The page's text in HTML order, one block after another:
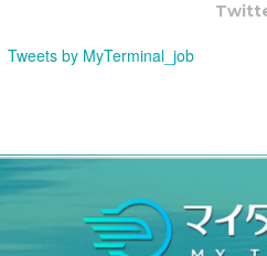
Tweets by MyTerminal_job